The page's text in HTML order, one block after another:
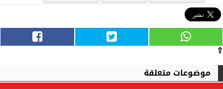
⇧
موضوعات متعلقة